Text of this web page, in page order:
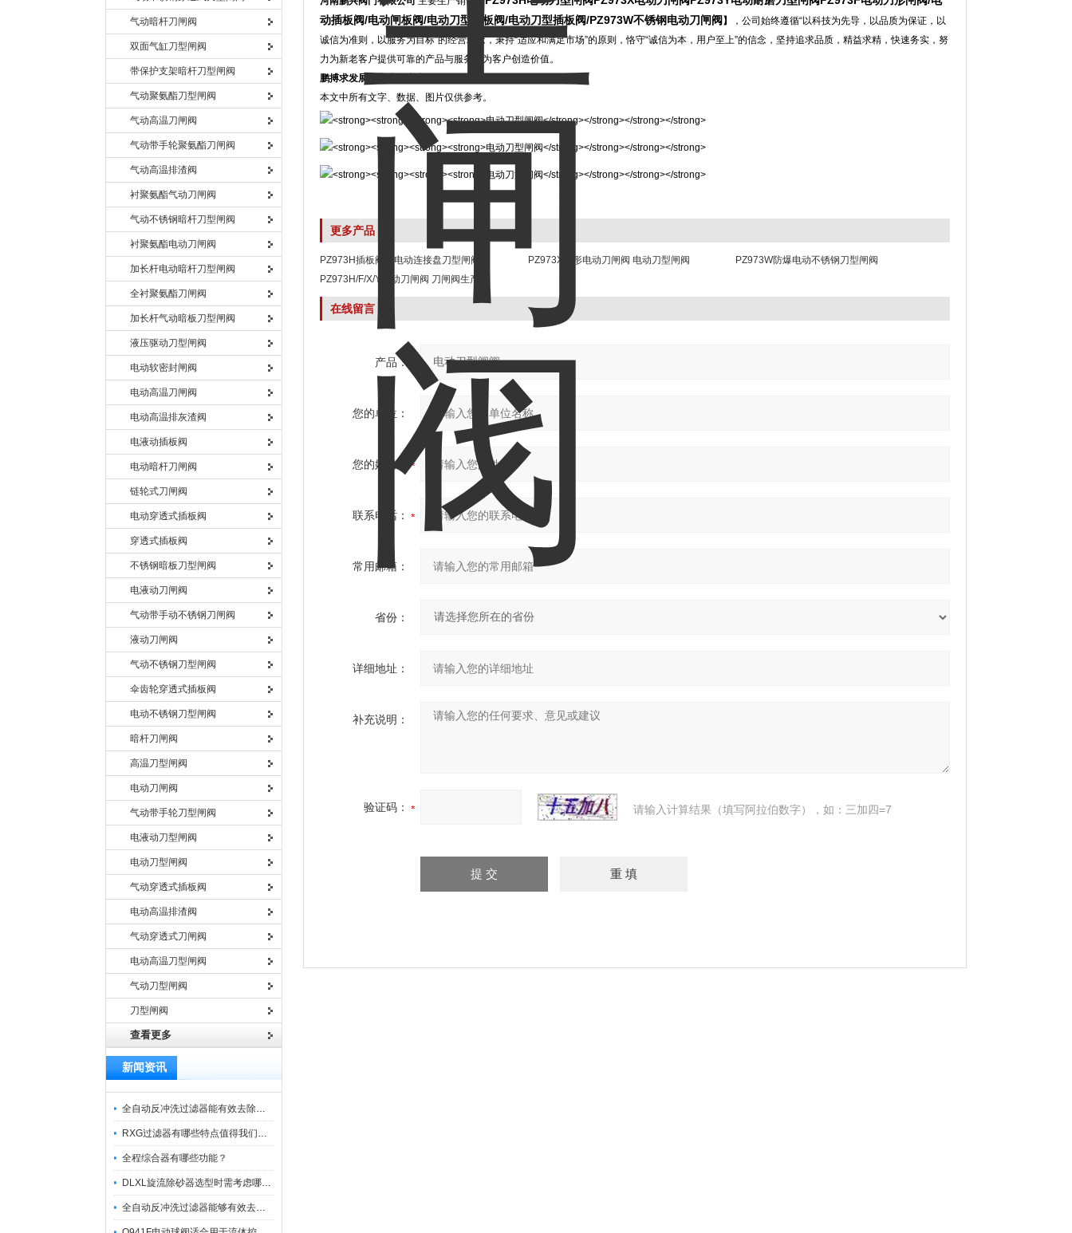
气动暗杆刀闸阀
双面气缸刀型闸阀
带保护支架暗杆刀型闸阀
气动聚氨酯刀型闸阀
气动高温刀闸阀
气动带手轮聚氨酯刀闸阀
气动高温排渣阀
衬聚氨酯气动刀闸阀
气动不锈钢暗杆刀型闸阀
衬聚氨酯电动刀闸阀
加长杆电动暗杆刀型闸阀
全衬聚氨酯刀闸阀
加长杆气动暗板刀型闸阀
液压驱动刀型闸阀
电动软密封闸阀
电动高温刀闸阀
电动高温排灰渣阀
电液动插板阀
电动暗杆刀闸阀
链轮式刀闸阀
电动穿透式插板阀
穿透式插板阀
不锈钢暗板刀型闸阀
电液动刀闸阀
气动带手动不锈钢刀闸阀
液动刀闸阀
气动不锈钢刀型闸阀
伞齿轮穿透式插板阀
电动不锈钢刀型闸阀
暗杆刀闸阀
高温刀型闸阀
电动刀闸阀
气动带手轮刀型闸阀
电液动刀型闸阀
电动刀型闸阀
气动穿透式插板阀
电动高温排渣阀
气动穿透式刀闸阀
电动高温刀型闸阀
气动刀型闸阀
刀型闸阀
查看更多
新闻资讯
全自动反冲洗过滤器能有效去除过滤介质上的杂质
RXG过滤器有哪些特点值得我们选择？
全程综合器有哪些功能？
DLXL旋流除砂器选型时需考虑哪些因素？
全自动反冲洗过滤器能够有效去除不同粒径的固体杂
动插板阀/电动闸板阀/电动刀型闸板阀/电动刀型插板阀/PZ973W不锈钢电动刀闸阀 】
，公司始终遵循“以科技为先导，以品质为保证，以
诚信为准则，以服务为目标”的经营理念，秉持“适应和满足市场”的原则，恪守“诚信为本，用户至上”的信念，坚持追求品质，精益求精，快速务实，努
力为新老客户提供可靠的产品与服务，为客户创造价值。
鹏搏求发展，兴业创未来！
本文中所有文字、数据、图片仅供参考。
更多产品
PZ973H插板阀带电动连接盘刀型闸阀 PZ973X圆形电动刀闸阀 电动刀型闸阀
PZ973W防爆电动不锈钢刀型闸阀
PZ973H/F/X/Y电动刀闸阀 刀闸阀生产
在线留言
产品：
您的单位：
您的姓名：
联系电话：
常用邮箱：
省份：
详细地址：
补充说明：
验证码： 请输入计算结果（填写阿拉伯数字），如：三加四=7